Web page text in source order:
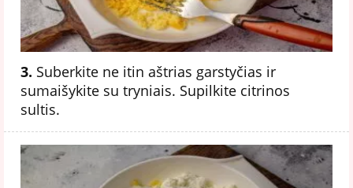
3. Suberkite ne itin aštrias garstyčias ir
sumaišykite su tryniais. Supilkite citrinos
sultis.